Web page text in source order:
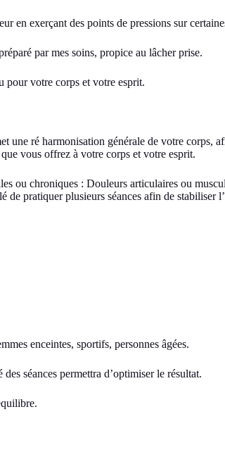
en exerçant des points de pressions sur
par mes soins, propice au lâcher prise.
pour votre corps et votre esprit.
une ré harmonisation générale de votre corps,
vous offrez à votre corps et votre esprit.
ou chroniques : Douleurs articulaires ou
pratiquer plusieurs séances afin de stabiliser
enceintes, sportifs, personnes âgées.
séances permettra d’optimiser le résultat.